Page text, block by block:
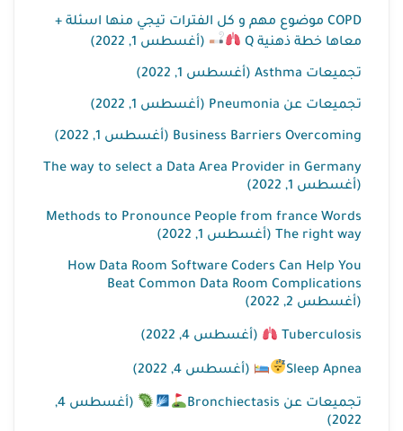
COPD موضوع مهم و كل الفترات تيجي منها اسئلة +
معاها خطة ذهنية Q
(أغسطس 1, 2022)
تجميعات Asthma (أغسطس 1, 2022)
تجميعات عن Pneumonia (أغسطس 1, 2022)
Business Barriers Overcoming (أغسطس 1, 2022)
The way to select a Data Area Provider in Germany
(أغسطس 1, 2022)
Methods to Pronounce People from france Words
The right way (أغسطس 1, 2022)
How Data Room Software Coders Can Help You
Beat Common Data Room Complications
(أغسطس 2, 2022)
Tuberculosis (أغسطس 4, 2022)
Sleep Apnea (أغسطس 4, 2022)
تجميعات عن Bronchiectasis
(أغسطس 4,
2022)